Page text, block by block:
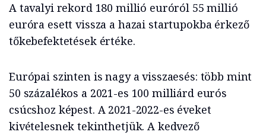
A tavalyi rekord 180 millió euróról 55 millió
euróra esett vissza a hazai startupokba érkező
tőkebefektetések értéke.
Európai szinten is nagy a visszaesés: több mint
50 százalékos a 2021-es 100 milliárd eurós
csúcshoz képest. A 2021-2022-es éveket
kivételesnek tekinthetjük. A kedvező